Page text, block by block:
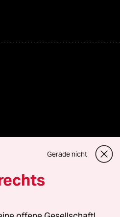
GmbH
Fragen oder für Genehmigungen
Gerade nicht